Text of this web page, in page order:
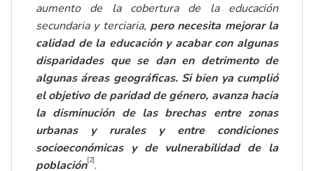
aumento de la cobertura de la educación
secundaria y terciaria, pero necesita mejorar la
calidad de la educación y acabar con algunas
disparidades que se dan en detrimento de
algunas áreas geográficas. Si bien ya cumplió
el objetivo de paridad de género, avanza hacia
la disminución de las brechas entre zonas
urbanas y rurales y entre condiciones
socioeconómicas y de vulnerabilidad de la
población[2].